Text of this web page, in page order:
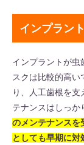
インプラン
インプラントが虫
スクは比較的高
り、人工歯根を
テナンスはしっか
のメンテナンスを
としても早期に対